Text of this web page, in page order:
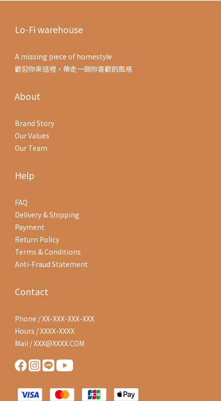
Lo-Fi warehouse
A missing piece of homestyle
歡迎你來這裡，帶走一個你喜歡的風格
About
Brand Story
Our Values
Our Team
Help
FAQ
Delivery & Shipping
Payment
Return Policy
Terms & Conditions
Anti-Fraud Statement
Contact
Phone / XX-XXX-XXX-XXX
Hours / XXXX-XXXX
Mail / XXX@XXXX.COM